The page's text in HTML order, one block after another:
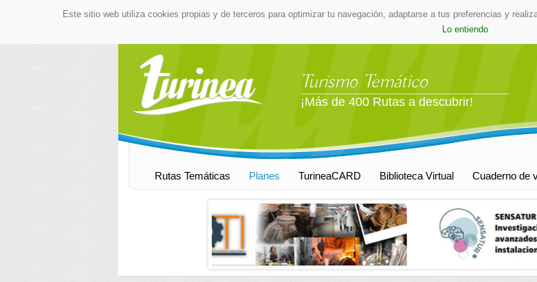
Este sitio web utiliza cookies propias y de terceros para optimizar tu navegación, adaptarse a tus preferencias y
Lo entiendo
Turismo Temático
¡Más de 400 Rutas a descubrir!
Rutas Temáticas Planes TurineaCARD Biblioteca Virtual Cuaderno de